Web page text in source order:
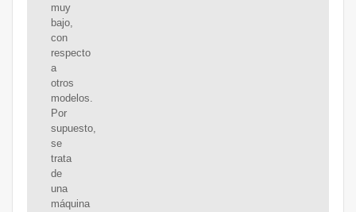
muy
bajo,
con
respecto
a
otros
modelos.
Por
supuesto,
se
trata
de
una
máquina